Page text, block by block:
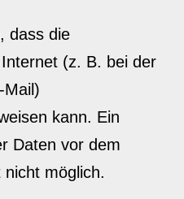
dass die
(z. B. bei der
Mail)
kann. Ein
Daten vor dem
möglich.